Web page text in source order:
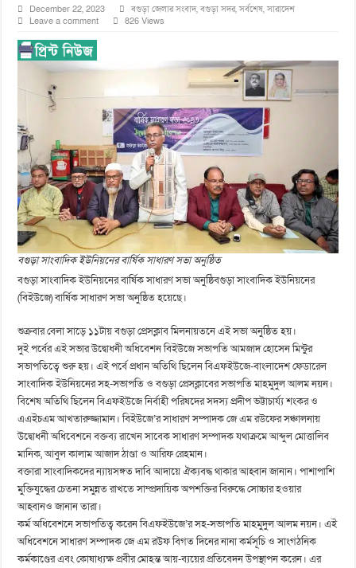
December 22, 2023 বগুড়া জেলার সংবাদ,বগুড়া সদর,সর্বশেষ,সারাদেশ
Leave a comment
826 Views
বগুড়া সাংবাদিক ইউনিয়নের বার্ষিক সাধারণ সভা অনুষ্ঠিত
বগুড়া সাংবাদিক ইউনিয়নের বার্ষিক সাধারণ সভা অনুষ্ঠিবগুড়া সাংবাদিক ইউনিয়নের
(বিইউজে) বার্ষিক সাধারণ সভা অনুষ্ঠিত হয়েছে।
শুক্রবার বেলা সাড়ে ১১টায় বগুড়া প্রেসক্লাব মিলনায়তনে এই সভা অনুষ্ঠিত হয়।
দুই পর্বের এই সভার উদ্বোধনী অধিবেশন বিইউজে সভাপতি আমজাদ হোসেন মিন্টুর
সভাপতিত্বে শুরু হয়। এই পর্বে প্রধান অতিথি ছিলেন বিএফইউজে-বাংলাদেশ ফেডারেল
সাংবাদিক ইউনিয়নের সহ-সভাপতি ও বগুড়া প্রেসক্লাবের সভাপতি মাহমুদুল আলম নয়ন।
বিশেষ অতিথি ছিলেন বিএফইউজে নির্বাহী পরিষদের সদস্য প্রদীপ ভট্টাচার্য্য শংকর ও
এএইচএম আখতারুজ্জামান। বিইউজে’র সাধারণ সম্পাদক জে এম রউফের সঞ্চালনায়
উদ্বোধনী অধিবেশনে বক্তব্য রাখেন সাবেক সাধারণ সম্পাদক যথাক্রমে আব্দুল মোত্তালিব
মানিক, আবুল কালাম আজাদ ঠাণ্ডা ও আরিফ রেহমান।
বক্তারা সাংবাদিকদের ন্যায়সঙ্গত দাবি আদায়ে ঐক্যবদ্ধ থাকার আহ্বান জানান। পাশাপাশি
মুক্তিযুদ্ধের চেতনা সমুন্নত রাখতে সাম্প্রদায়িক অপশক্তির বিরুদ্ধে সোচ্চার হওয়ার
আহ্বানও জানান তারা।
কর্ম অধিবেশনে সভাপতিত্ব করেন বিএফইউজে’র সহ-সভাপতি মাহমুদুল আলম নয়ন। এই
অধিবেশনে সাধারণ সম্পাদক জে এম রউফ বিগত দিনের নানা কর্মসূচি ও সাংগঠনিক
কর্মকাণ্ডের এবং কোষাধ্যক্ষ প্রবীর মোহন্ত আয়-ব্যয়ের প্রতিবেদন উপস্থাপন করেন। এর